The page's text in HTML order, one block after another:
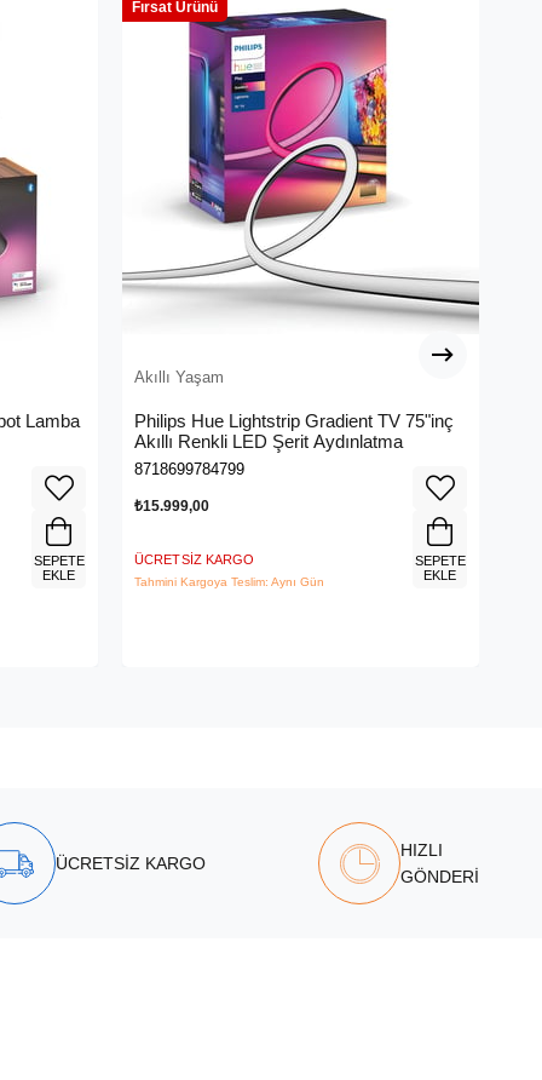
Lamba
SEPETE
EKLE
Akıllı Yaşam
Philips Hue Lightstrip Gradient TV 75"inç
Akıllı Renkli LED Şerit Aydınlatma
8718699784799
₺15.999,00
ÜCRETSIZ KARGO
Tahmini Kargoya Teslim: Aynı Gün
Fırsat Ürünü
SEPETE
EKLE
ÜCRETSİZ KARGO
HIZLI
GÖNDERİ